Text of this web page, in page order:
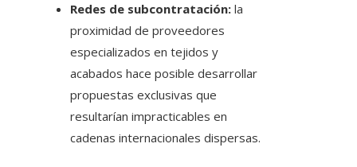
Redes de subcontratación: la
proximidad de proveedores
especializados en tejidos y
acabados hace posible desarrollar
propuestas exclusivas que
resultarían impracticables en
cadenas internacionales dispersas.